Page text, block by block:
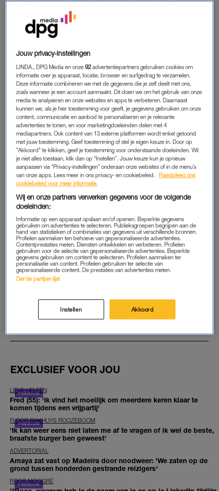
DOOR DE PIJN'
17-06-2025
LEES VERDER MET
PREMIUM
Krijg onbeperkt toegang tot alle
artikelen
Lees LINDA.magazine online
Geniet van te gekke winacties en
lekkere puzzels
Maandelijks opzegbaar
START GRATIS MAAND
Daarna €5,95 per maand
Al abonnee? Log in
GOED ARTIKEL? DELEN MAAR.
EXCLUSIEF VOOR JOU
LIEVE HELEEN
Fred (55): 'Ik vind het moeilijk om meerdere keren klaar te
komen tijdens een vrijpartij'
FLOOR BAKHUYS ROOZEBOOM
'Ik kan weer eens niet laten me af te vragen of ik wel de beste,
braafste burger ben geweest'
ADVERTORIAL
Amaya zat vast op Madeira door noodweer: 'We zaten op de
grond tussen honderden gestrande reizigers'
ROOS MOGGRÉ
Jouw privacy-instellingen
LINDA., DPG Media en onze92 advertentiepartners gebruiken cookies om
informatie over je apparaat, locatie, browser en surfgedrag te verzamelen.
Deze informatie combineren we met de gegevens die je zelf deelt met ons,
zoals wanneer je een account aanmaakt. Dit doen we om het gebruik van onze
media te analyseren en onze websites en apps te verbeteren. Daarnaast
kunnen we, als je hier toestemming voor geeft, je gegevens gebruiken om onze
content, communicatie en aanbod te personaliseren en je relevante
advertenties te tonen, en voor marketingdoeleinden delen met 4
mediapartners. Ook content van 13 externe platformen wordt enkel getoond
met jouw toestemming. Geef toestemming of stel je eigen keuze in. Door op
"Akkoord" te klikken, geef je toestemming voor onderstaande doeleinden. Wil
je niet alles toestaan, klik dan op “Instellen”. Jouw keuze kun je opnieuw
aanpassen via “Privacy-instellingen” onderaan onze websites of in de menu’s
van onze apps. Lees meer in ons privacy- en cookiebeleid.
Raadpleeg ons
cookiebeleid voor meer informatie.
Wij en onze partners verwerken gegevens voor de volgende
doeleinden:
Informatie op een apparaat opslaan en/of openen. Beperkte gegevens
gebruiken om advertenties te selecteren. Publieksgroepen begrijpen aan de
hand van statistieken of combinaties van gegevens uit verschillende bronnen.
Profielen aanmaken ten behoeve van gepersonaliseerde advertenties.
Contentprestaties meten. Diensten ontwikkelen en verbeteren. Profielen
gebruiken voor de selectie van gepersonaliseerde advertenties. Beperkte
gegevens gebruiken om content te selecteren. Profielen aanmaken ter
personalisatie van content. Profielen gebruiken ter selectie van
gepersonaliseerde content. De prestaties van advertenties meten.
Derde partijen lijst
Instellen Akkoord